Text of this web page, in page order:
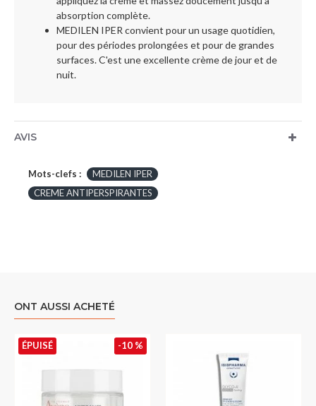
absorption complète.
MEDILEN IPER convient pour un usage quotidien,
pour des périodes prolongées et pour de grandes
surfaces. C'est une excellente crème de jour et de
nuit.
AVIS
Mots-clefs :
MEDILEN IPER
CREME ANTIPERSPIRANTES
ONT AUSSI ACHETÉ
-10 %
ÉPUISÉ